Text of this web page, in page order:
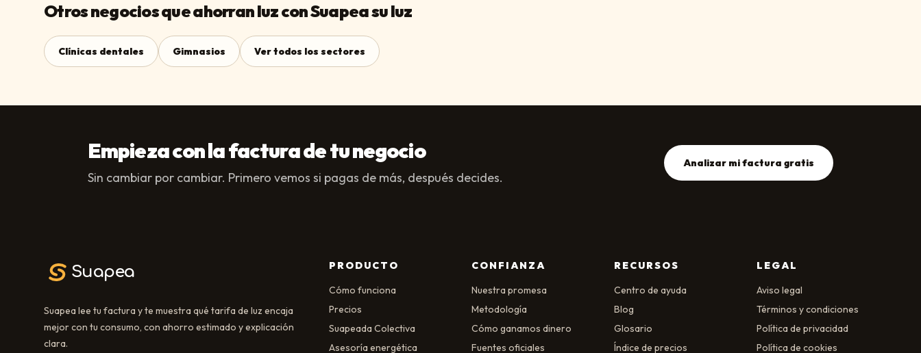
Otros negocios que ahorran luz con Suapea su luz
Clínicas dentales Gimnasios Ver todos los sectores
Empieza con la factura de tu negocio
Sin cambiar por cambiar. Primero vemos si pagas de más, después decides.
Analizar mi factura gratis
Suapea
Suapea lee tu factura y te muestra qué tarifa de luz encaja
mejor con tu consumo, con ahorro estimado y explicación
clara.
PRODUCTO
Cómo funciona
Precios
Suapeada Colectiva
Asesoría energética
CONFIANZA
Nuestra promesa
Metodología
Cómo ganamos dinero
Fuentes oficiales
RECURSOS
Centro de ayuda
Blog
Glosario
Índice de precios
LEGAL
Aviso legal
Términos y condiciones
Política de privacidad
Política de cookies